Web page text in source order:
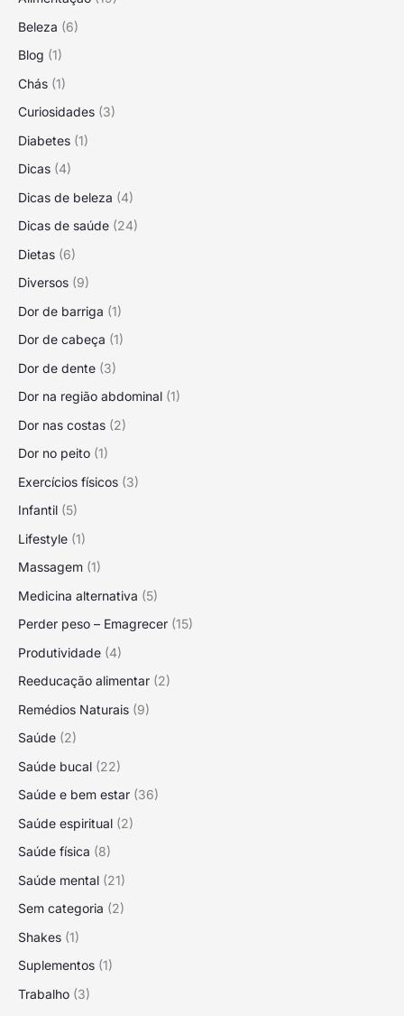
Beleza (6)
Blog (1)
Chás (1)
Curiosidades (3)
Diabetes (1)
Dicas (4)
Dicas de beleza (4)
Dicas de saúde (24)
Dietas (6)
Diversos (9)
Dor de barriga (1)
Dor de cabeça (1)
Dor de dente (3)
Dor na região abdominal (1)
Dor nas costas (2)
Dor no peito (1)
Exercícios físicos (3)
Infantil (5)
Lifestyle (1)
Massagem (1)
Medicina alternativa (5)
Perder peso – Emagrecer (15)
Produtividade (4)
Reeducação alimentar (2)
Remédios Naturais (9)
Saúde (2)
Saúde bucal (22)
Saúde e bem estar (36)
Saúde espiritual (2)
Saúde física (8)
Saúde mental (21)
Sem categoria (2)
Shakes (1)
Suplementos (1)
Trabalho (3)